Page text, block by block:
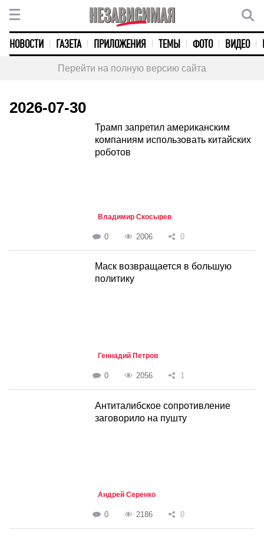
НОВОСТИ ГАЗЕТА ПРИЛОЖЕНИЯ ТЕМЫ ФОТО ВИДЕО
Перейти на полную версию сайта
2026-07-30
Трамп запретил американским
компаниям использовать китайских
роботов
Владимир Скосырев
0 2006 0
Маск возвращается в большую
политику
Геннадий Петров
0 2056 1
Антиталибское сопротивление
заговорило на пушту
Андрей Серенко
0 2186 0